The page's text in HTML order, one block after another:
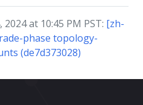
at 10:45 PM PST: [zh-
phase topology-
(de7d373028)